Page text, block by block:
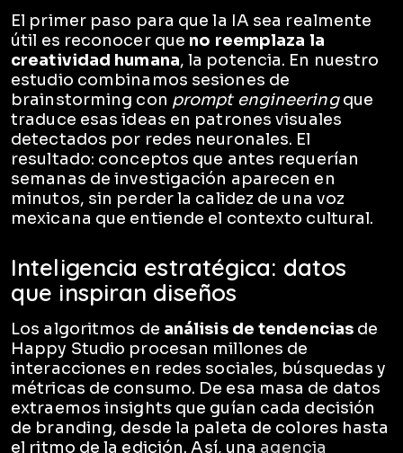
El primer paso para que la IA sea realmente
útil es reconocer que no reemplaza la
creatividad humana, la potencia. En nuestro
estudio combinamos sesiones de
brainstorming con prompt engineeringque
traduce esas ideas en patrones visuales
detectados por redes neuronales. El
resultado: conceptos que antes requerían
semanas de investigación aparecen en
minutos, sin perder la calidez de una voz
mexicana que entiende el contexto cultural.
Inteligencia estratégica: datos
que inspiran diseños
Los algoritmos de análisis de tendencias de
Happy Studio procesan millones de
interacciones en redes sociales, búsquedas y
métricas de consumo. De esa masa de datos
extraemos insights que guían cada decisión
de branding, desde la paleta de colores hasta
el ritmo de la edición. Así, una agencia